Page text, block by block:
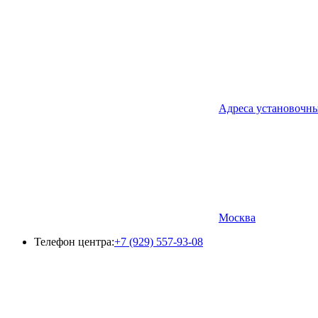
Адреса
Москва
Телефон центра:+7 (929) 557-93-08